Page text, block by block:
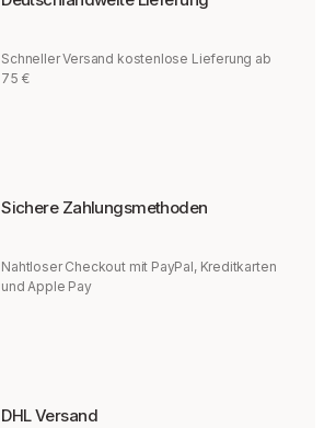
Schneller Versand kostenlose Lieferung ab
75 €
Sichere Zahlungsmethoden
Nahtloser Checkout mit PayPal, Kreditkarten
und Apple Pay
DHL Versand